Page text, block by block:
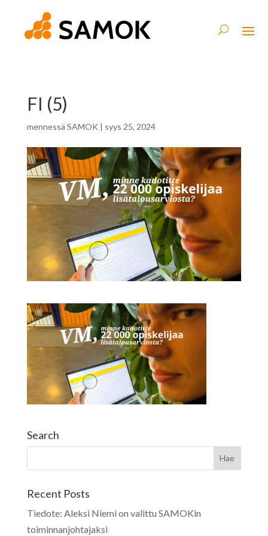
FI (5)
mennessä SAMOK | syys 25, 2024
Search
Recent Posts
Tiedote: Aleksi Niemi on valittu SAMOKin
toiminnanjohtajaksi